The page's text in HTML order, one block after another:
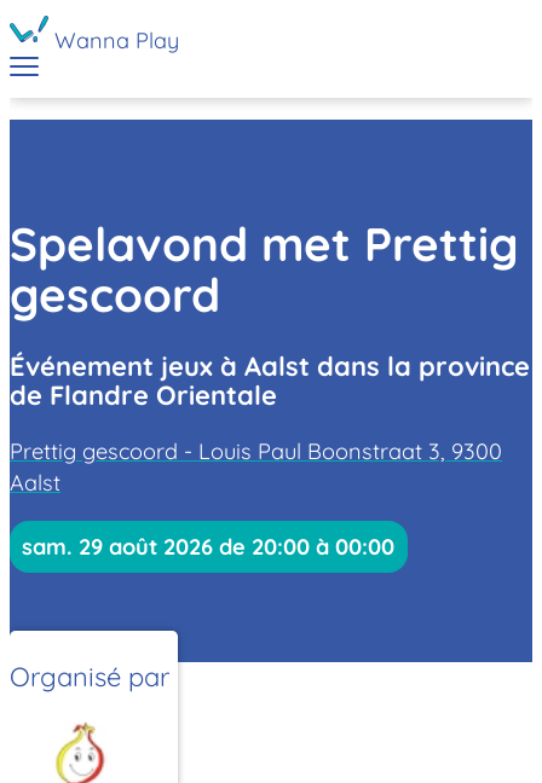
Wanna Play
Spelavond met Prettig
gescoord
Événement jeux à Aalst dans la province
de Flandre Orientale
Prettig gescoord - Louis Paul Boonstraat 3, 9300
Aalst
sam. 29 août 2026 de 20:00 à 00:00
Organisé par